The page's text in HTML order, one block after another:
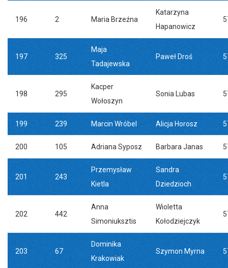
196 2 Maria Brzeźna
Katarzyna
Hapanowicz
197 325
Maja
Tadajewska
Paweł Droś
198 295
Kacper
Wołoszyn
Sonia Lubas
199 239 Marcin Wróbel Alicja Horosz
200 105 Adriana Syposz Barbara Janas
201 243
Przemysław
Kietla
Sandra
Dziedzioch
202 442
Anna
Simoniuksztis
Wioletta
Kołodziejczyk
203 67
Dominika
Krakowiak
Szymon Myrna